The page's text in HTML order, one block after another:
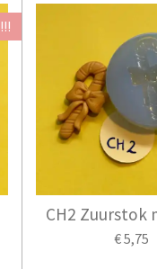
CH2 Zuurstok
€ 5,75